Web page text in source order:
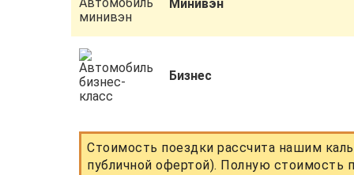
Минивэн
Бизнес
Стоимость поездки рассчита нашим
публичной офертой). Полную стоимость